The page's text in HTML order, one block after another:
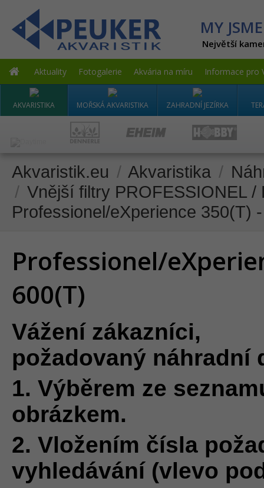
MY
Největší
Aktuality Fotogalerie Akvária na míru Informace pro
AKVARISTIKA MOŘSKÁ AKVARISTIKA ZAHRADNÍ JEZÍRKA
Akvaristik.eu / Akvaristika /
/ Vnější filtry PROFESSIONEL /
Professionel/eXperience 350(T)
Professionel/
600(T)
Vážení zákazníci,
požadovaný náhradní
1. Výběrem ze
obrázkem.
2. Vložením čísla
vyhledávání (vlevo